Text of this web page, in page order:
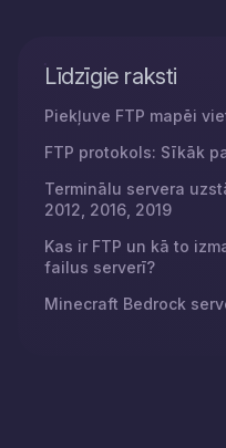
Līdzīgie raksti
Piekļuve FTP mapēi
FTP protokols: Sīkāk
Terminālu servera
2012, 2016, 2019
Kas ir FTP un kā to
failus serverī?
Minecraft Bedrock